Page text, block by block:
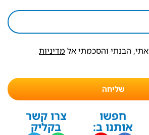
הבנתי והסכמתי אל מדיניות
שליחה
חפשו
אותנו ב:
צרו קשר
בקליק